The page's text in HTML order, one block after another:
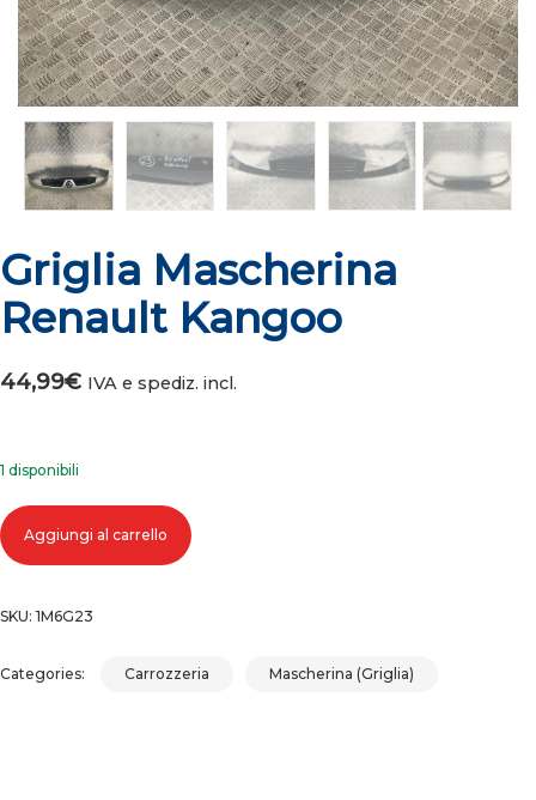
Griglia Mascherina
Renault Kangoo
44,99€ IVA e spediz. incl.
1 disponibili
Griglia mascherina renault kangoo quantità
Aggiungi al carrello
SKU: 1M6G23
Categories: Carrozzeria Mascherina (Griglia)